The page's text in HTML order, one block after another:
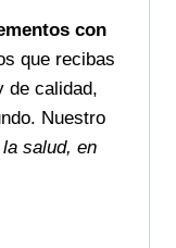
con
que recibas
de calidad,
Nuestro
salud, en